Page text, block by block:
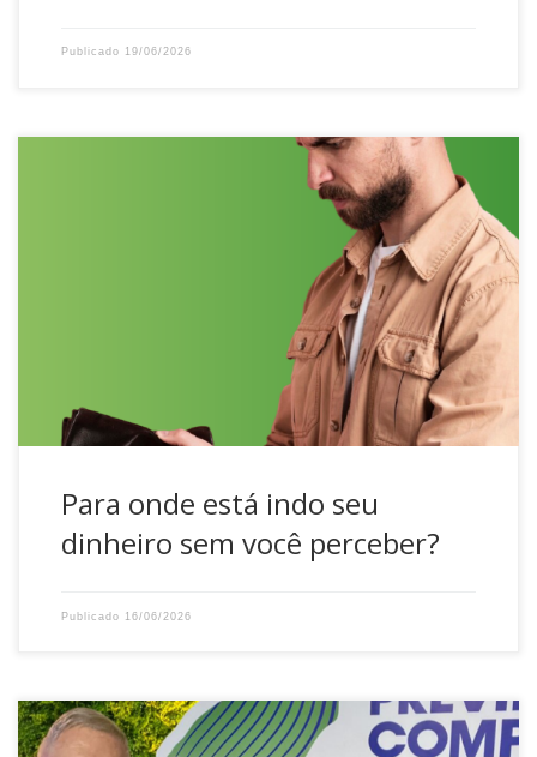
Publicado 19/06/2026
Muitas vezes, o desequilíbrio financeiro não está nas
grandes compras, mas em hábitos cotidianos que passam
despercebidos. Compras por impulso, assinaturas e
serviços não utilizados, juros evitáveis, desperdício no
consumo diário e a ausência de planejamento financeiro
são fatores que, somados, comprometem o orçamento e
dificultam a construção de um […]
Para onde está indo seu
dinheiro sem você perceber?
Publicado 16/06/2026